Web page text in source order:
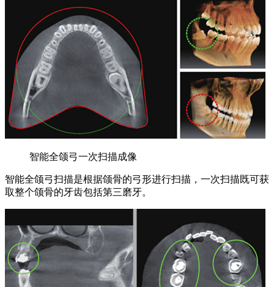
智能全颌弓一次扫描成像
智能全颌弓扫描是根据颌骨的弓形进行扫描，一次扫描既可获
取整个颌骨的牙齿包括第三磨牙。